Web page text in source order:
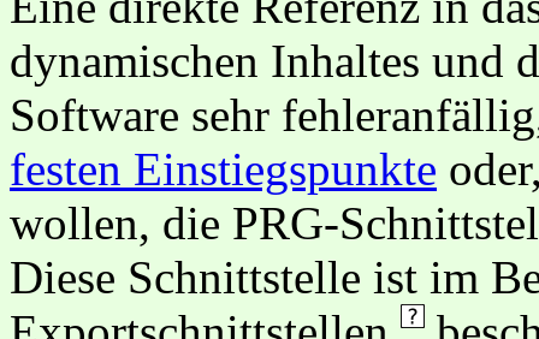
dynamischen Inhaltes und
Software sehr
festen Einstiegspunkte
wollen, die PRG-
Diese Schnittstelle ist im